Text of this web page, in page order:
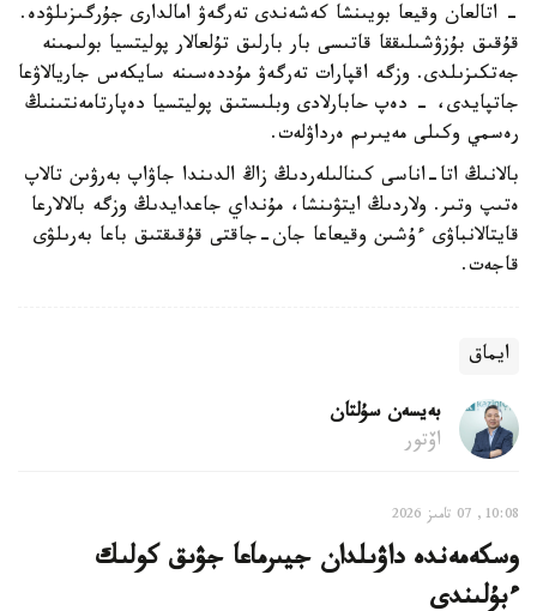
- اتالعان وقيعا بويىنشا كەشەندى تەرگەۋ امالدارى جۇرگىزىلۋدە.
قۇقىق بۇزۋشىلىققا قاتىسى بار بارلىق تۇلعالار پوليتسيا بولىمىنە
جەتكىزىلدى. وزگە اقپارات تەرگەۋ مۇددەسىنە سايكەس جاريالاۋعا
جاتپايدى، - دەپ حابارلادى وبلىستىق پوليتسيا دەپارتامەنتىنىڭ
رەسمي وكىلى مەيىرىم ەرداۋلەت.
بالانىڭ اتا-اناسى كىنالىلەردىڭ زاڭ الدىندا جاۋاپ بەرۋىن تالاپ
ەتىپ وتىر. ولاردىڭ ايتۋىنشا، مۇنداي جاعدايدىڭ وزگە بالالارعا
قايتالانباۋى ءۇشىن وقيعاعا جان-جاقتى قۇقىقتىق باعا بەرىلۋى
قاجەت.
ايماق
بەيسەن سۇلتان
اۆتور
10:08, 07 تامىز 2026
وسكەمەندە داۋىلدان جيىرماعا جۋىق كولىك
ءبۇلىندى